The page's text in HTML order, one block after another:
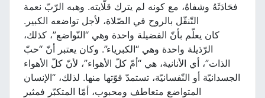
فحَادَثَهُ وشفاهُ، مع كونه لم يترك قلّايته. وهبه الرّبّ نعمة
التّنقّل بالروح في الصّلاة، لأجل تواضعه الكبير.
كان يعلّم بأنّ الفضيلة واحدة وهي “التّواضع”، كذلك،
الرّذيلة واحدة وهي “الكبرياء”. وكان يعتبر أنّ “حبّ
الذات”، أي الأنانية، هي “أمّ كلّ الأهواء”، لأنّ كلّ الأهواء
الجسدانيّة أو النّفسانيّة، تستمدّ قوّتها منها. لذلك، “الإنسان
المتواضع متعاطف ومحبوب، أمّا المتكبّر فمثير